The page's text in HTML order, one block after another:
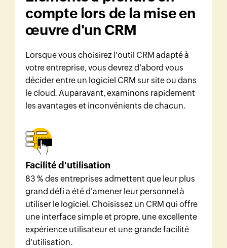
compte lors de la mise en
œuvre d'un CRM
Lorsque vous choisirez l'outil CRM adapté à
votre entreprise, vous devrez d'abord vous
décider entre un logiciel CRM sur site ou dans
le cloud. Auparavant, examinons rapidement
les avantages et inconvénients de chacun.
Facilité d'utilisation
83 % des entreprises admettent que leur plus
grand défi a été d'amener leur personnel à
utiliser le logiciel. Choisissez un CRM qui offre
une interface simple et propre, une excellente
expérience utilisateur et une grande facilité
d'utilisation.